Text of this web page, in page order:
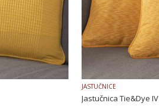
JASTUČNICE
Jastučnica Tie&Dye IV